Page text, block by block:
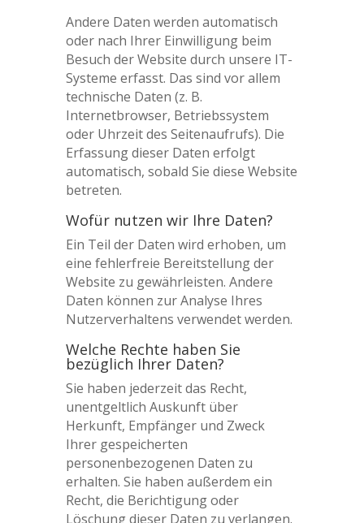
Andere Daten werden automatisch
oder nach Ihrer Einwilligung beim
Besuch der Website durch unsere IT-
Systeme erfasst. Das sind vor allem
technische Daten (z. B.
Internetbrowser, Betriebssystem
oder Uhrzeit des Seitenaufrufs). Die
Erfassung dieser Daten erfolgt
automatisch, sobald Sie diese Website
betreten.
Wofür nutzen wir Ihre Daten?
Ein Teil der Daten wird erhoben, um
eine fehlerfreie Bereitstellung der
Website zu gewährleisten. Andere
Daten können zur Analyse Ihres
Nutzerverhaltens verwendet werden.
Welche Rechte haben Sie
bezüglich Ihrer Daten?
Sie haben jederzeit das Recht,
unentgeltlich Auskunft über
Herkunft, Empfänger und Zweck
Ihrer gespeicherten
personenbezogenen Daten zu
erhalten. Sie haben außerdem ein
Recht, die Berichtigung oder
Löschung dieser Daten zu verlangen.